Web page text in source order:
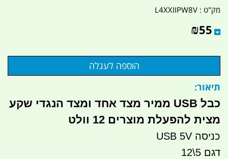
מק"ט : L4XXIIPW8V
₪55
תיאור:
כבל USB ממיר מצד אחד ומצד הנגדי שקע
מצית להפעלת מוצרים 12 וולט
כניסה USB 5V
דגם 5\12